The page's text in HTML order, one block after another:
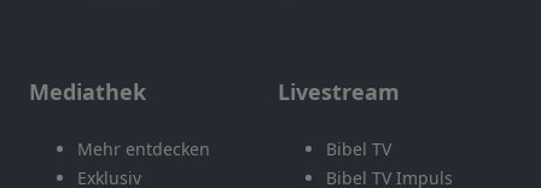
Mediathek
Mehr entdecken
Exklusiv
Livestream
Bibel TV
Bibel TV Impuls